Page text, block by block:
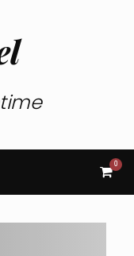
View
cart
0